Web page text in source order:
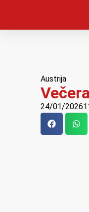
Austrija
24/01/2026